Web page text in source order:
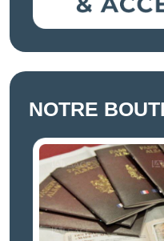
NOTRE